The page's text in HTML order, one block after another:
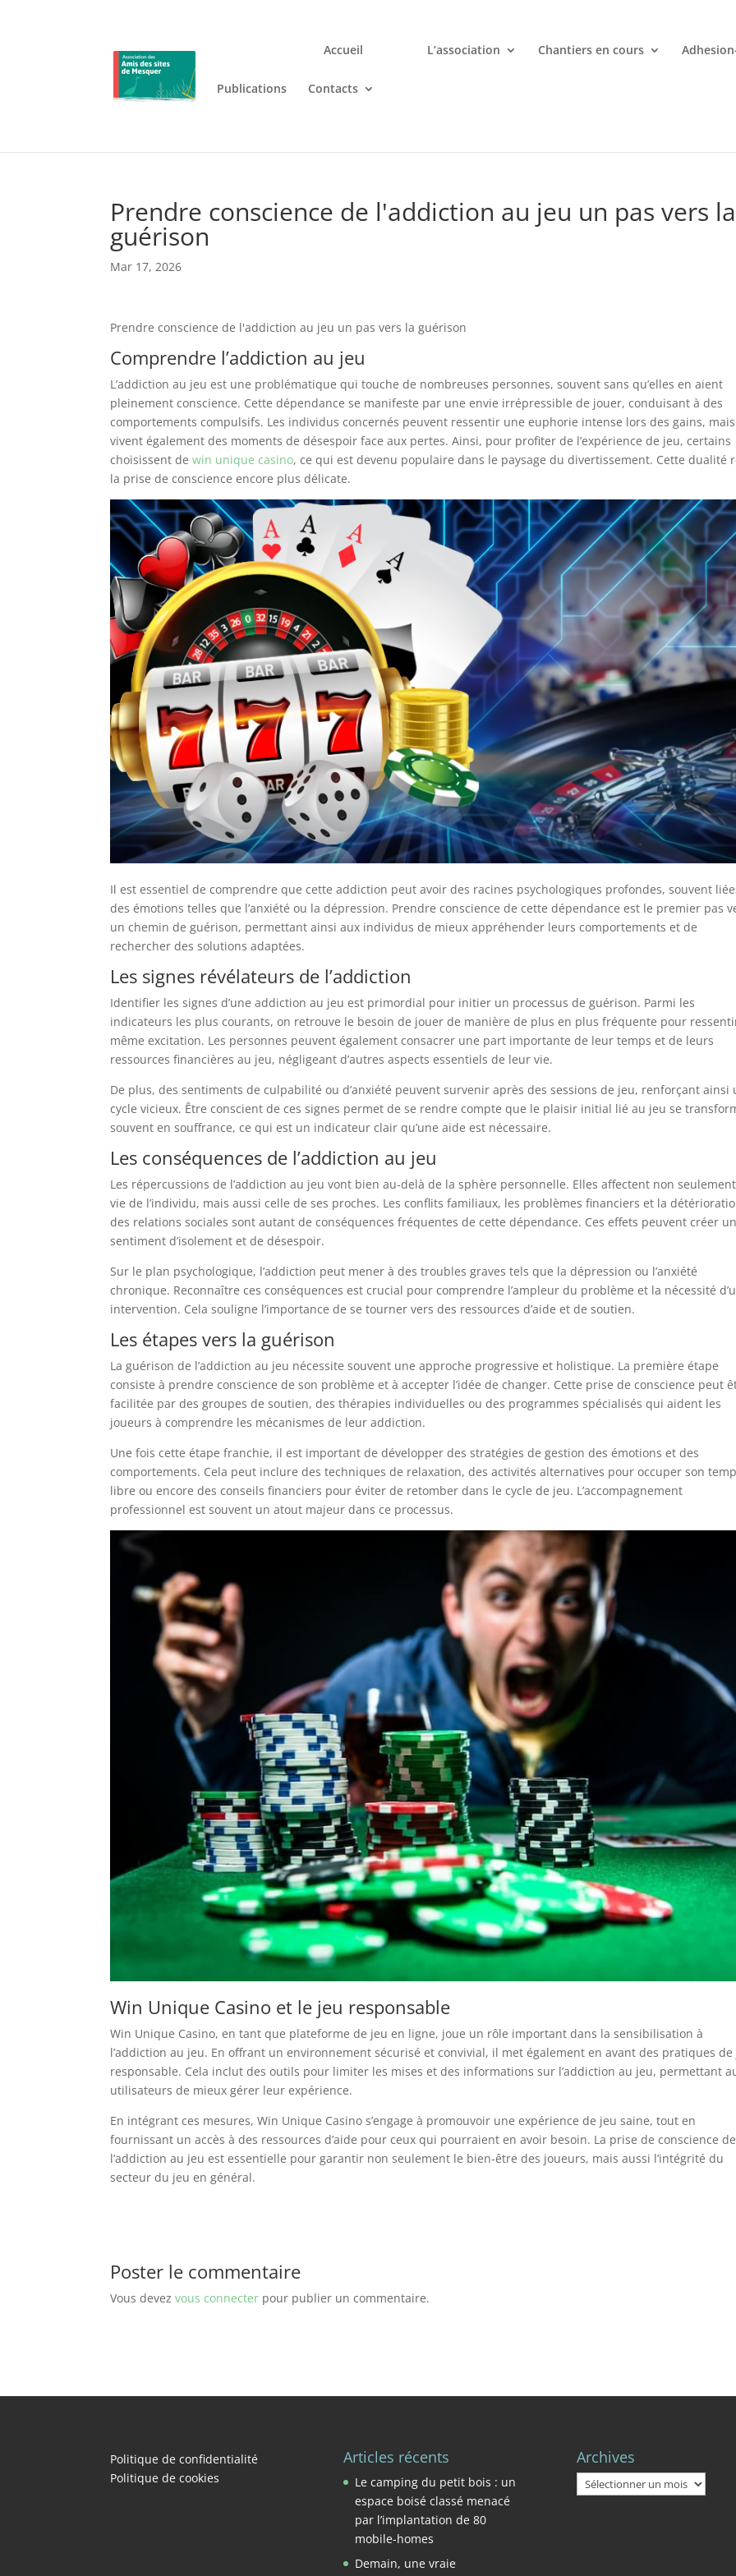
Accueil L’association Chantiers en cours
Publications Contacts
Jouez n’importe où et n’importe quand avec votre smartphone chez
Prendre conscience de l'addiction au jeu un pas vers la
guérison
Mar 17, 2026
Prendre conscience de l'addiction au jeu un pas vers la guérison
Comprendre l’addiction au jeu
L’addiction au jeu est une problématique qui touche de nombreuses personnes, souvent sans qu’elles en aient
pleinement conscience. Cette dépendance se manifeste par une envie irrépressible de jouer, conduisant à des
comportements compulsifs. Les individus concernés peuvent ressentir une euphorie intense lors des gains,
vivent également des moments de désespoir face aux pertes. Ainsi, pour profiter de l’expérience de jeu, certains
choisissent dewin unique casino, ce qui est devenu populaire dans le paysage du divertissement. Cette dualité
la prise de conscience encore plus délicate.
Il est essentiel de comprendre que cette addiction peut avoir des racines psychologiques profondes, souvent
des émotions telles que l’anxiété ou la dépression. Prendre conscience de cette dépendance est le premier pas
un chemin de guérison, permettant ainsi aux individus de mieux appréhender leurs comportements et de
rechercher des solutions adaptées.
Les signes révélateurs de l’addiction
Identifier les signes d’une addiction au jeu est primordial pour initier un processus de guérison. Parmi les
indicateurs les plus courants, on retrouve le besoin de jouer de manière de plus en plus fréquente pour
même excitation. Les personnes peuvent également consacrer une part importante de leur temps et de leurs
ressources financières au jeu, négligeant d’autres aspects essentiels de leur vie.
De plus, des sentiments de culpabilité ou d’anxiété peuvent survenir après des sessions de jeu, renforçant ainsi
cycle vicieux. Être conscient de ces signes permet de se rendre compte que le plaisir initial lié au jeu se
souvent en souffrance, ce qui est un indicateur clair qu’une aide est nécessaire.
Les conséquences de l’addiction au jeu
Les répercussions de l’addiction au jeu vont bien au-delà de la sphère personnelle. Elles affectent non
vie de l’individu, mais aussi celle de ses proches. Les conflits familiaux, les problèmes financiers et la
des relations sociales sont autant de conséquences fréquentes de cette dépendance. Ces effets peuvent créer un
sentiment d’isolement et de désespoir.
Sur le plan psychologique, l’addiction peut mener à des troubles graves tels que la dépression ou l’anxiété
chronique. Reconnaître ces conséquences est crucial pour comprendre l’ampleur du problème et la nécessité
intervention. Cela souligne l’importance de se tourner vers des ressources d’aide et de soutien.
Les étapes vers la guérison
La guérison de l’addiction au jeu nécessite souvent une approche progressive et holistique. La première étape
consiste à prendre conscience de son problème et à accepter l’idée de changer. Cette prise de conscience peut
facilitée par des groupes de soutien, des thérapies individuelles ou des programmes spécialisés qui aident les
joueurs à comprendre les mécanismes de leur addiction.
Une fois cette étape franchie, il est important de développer des stratégies de gestion des émotions et des
comportements. Cela peut inclure des techniques de relaxation, des activités alternatives pour occuper son
libre ou encore des conseils financiers pour éviter de retomber dans le cycle de jeu. L’accompagnement
professionnel est souvent un atout majeur dans ce processus.
Win Unique Casino et le jeu responsable
Win Unique Casino, en tant que plateforme de jeu en ligne, joue un rôle important dans la sensibilisation à
l’addiction au jeu. En offrant un environnement sécurisé et convivial, il met également en avant des pratiques de
responsable. Cela inclut des outils pour limiter les mises et des informations sur l’addiction au jeu, permettant
utilisateurs de mieux gérer leur expérience.
En intégrant ces mesures, Win Unique Casino s’engage à promouvoir une expérience de jeu saine, tout en
fournissant un accès à des ressources d’aide pour ceux qui pourraient en avoir besoin. La prise de conscience de
l’addiction au jeu est essentielle pour garantir non seulement le bien-être des joueurs, mais aussi l’intégrité du
secteur du jeu en général.
Poster le commentaire
Vous devezvous connecter pour publier un commentaire.
Politique de confidentialité
Politique de cookies
Articles récents
Le camping du petit bois : un
espace boisé classé menacé
par l’implantation de 80
mobile-homes
Demain, une vraie
Archives
Archives